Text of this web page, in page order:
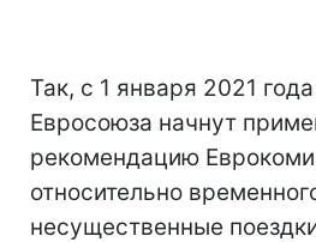
Так, с 1 января 2021
Евросоюза начнут
рекомендацию
относительно
несущественные